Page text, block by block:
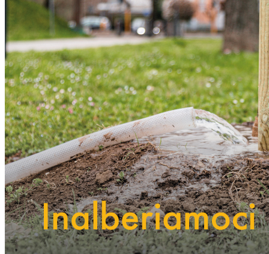
Futura Heroes
Edizioni
Precendenti
Expo 2023
Vegetal pavilion
Programma
Incontri
Experience
Relatori
Espositori
Gallery
Videogallery
Expo 2022